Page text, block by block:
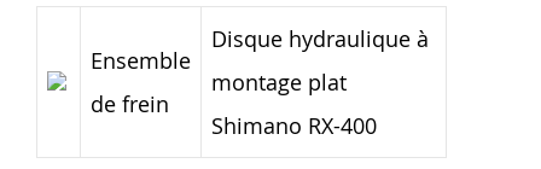
Ensemble
de frein
Disque hydraulique à
montage plat
Shimano RX-400